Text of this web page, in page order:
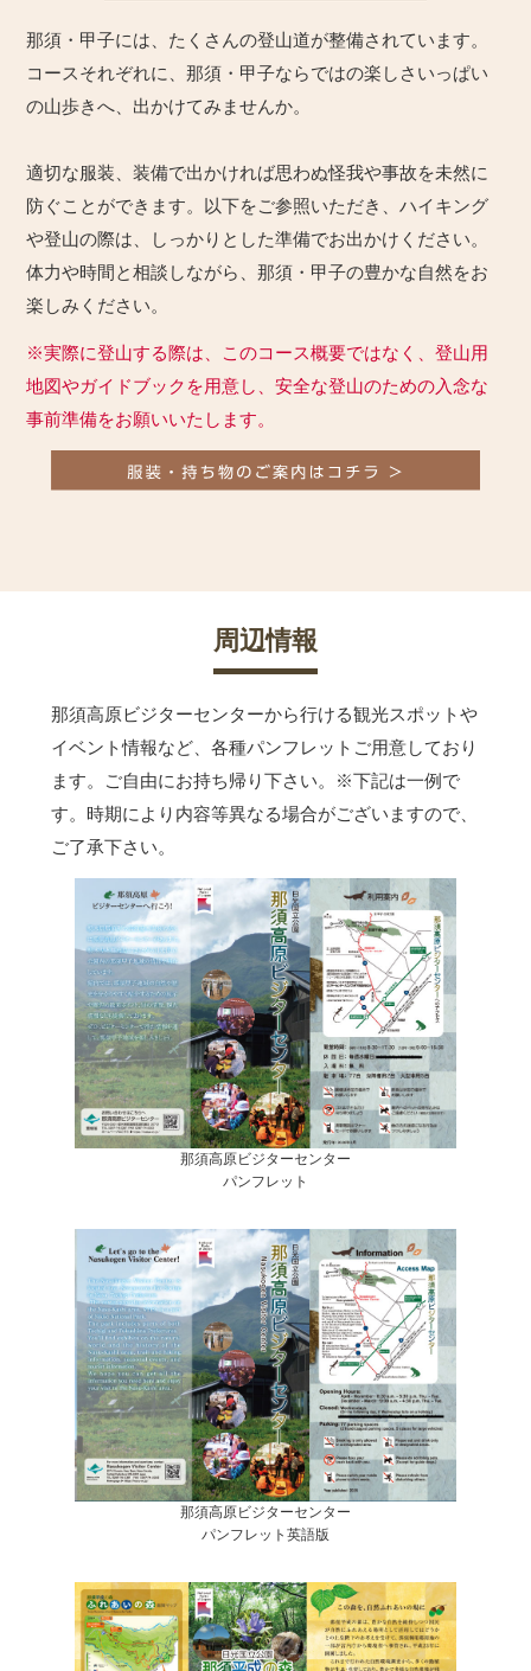
那須・甲子には、たくさんの登山道が整備されています。
コースそれぞれに、那須・甲子ならではの楽しさいっぱい
の山歩きへ、出かけてみませんか。
適切な服装、装備で出かければ思わぬ怪我や事故を未然に
防ぐことができます。以下をご参照いただき、ハイキング
や登山の際は、しっかりとした準備でお出かけください。
体力や時間と相談しながら、那須・甲子の豊かな自然をお
楽しみください。
※実際に登山する際は、このコース概要ではなく、登山用
地図やガイドブックを用意し、安全な登山のための入念な
事前準備をお願いいたします。
周辺情報
那須高原ビジターセンターから行ける観光スポットや
イベント情報など、各種パンフレットご用意しており
ます。ご自由にお持ち帰り下さい。
※下記は一例で
す。時期により内容等異なる場合がございますので、
ご了承下さい。
那須高原ビジターセンター
パンフレット
那須高原ビジターセンター
パンフレット英語版